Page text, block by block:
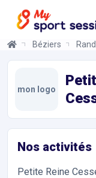
Béziers
mon logo
Nos activités
Petite Reine